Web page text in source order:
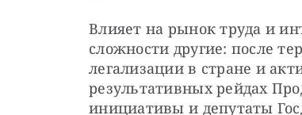
Влияет на рынок труда и
сложности другие: после
легализации в стране и
результативных рейдах
инициативы и депутаты